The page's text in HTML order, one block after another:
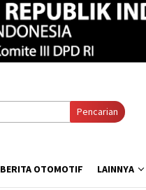
Pencarian
BERITA OTOMOTIF LAINNYA